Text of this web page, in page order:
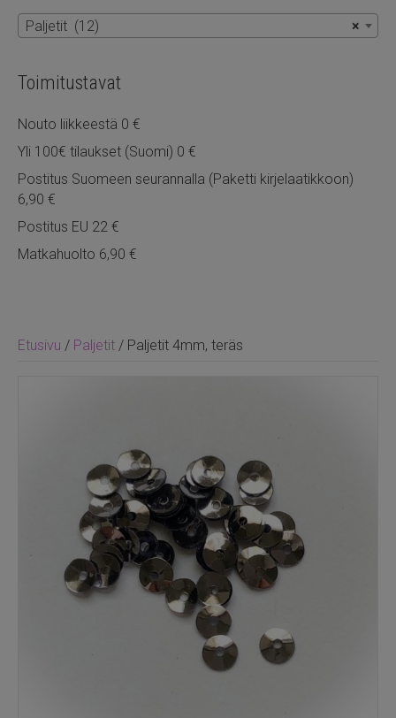
Etusivu / Paljetit / Paljetit 4mm, teräs
×
Paljetit (12)
Toimitustavat
Nouto liikkeestä 0 €
Yli 100€ tilaukset (Suomi) 0 €
Postitus Suomeen seurannalla (Paketti kirjelaatikkoon)
6,90 €
Postitus EU 22 €
Matkahuolto 6,90 €